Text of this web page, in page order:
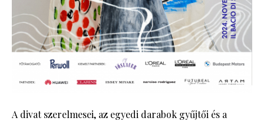
A divat szerelmesei, az egyedi darabok gyűjtői és a